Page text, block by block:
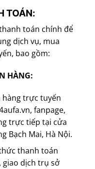
TOÁN:
toán chính để
dịch vụ, mua
bao gồm:
HÀNG:
hàng trực tuyến
fanpage,
trực tiếp tại cửa
Bạch Mai, Hà Nội.
thanh toán
giao dịch trụ sở